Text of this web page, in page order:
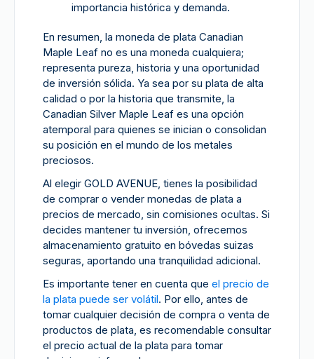
importancia histórica y demanda.
En resumen, la moneda de plata Canadian
Maple Leaf no es una moneda cualquiera;
representa pureza, historia y una oportunidad
de inversión sólida. Ya sea por su plata de alta
calidad o por la historia que transmite, la
Canadian Silver Maple Leaf es una opción
atemporal para quienes se inician o consolidan
su posición en el mundo de los metales
preciosos.
Al elegir GOLD AVENUE, tienes la posibilidad
de comprar o vender monedas de plata a
precios de mercado, sin comisiones ocultas. Si
decides mantener tu inversión, ofrecemos
almacenamiento gratuito en bóvedas suizas
seguras, aportando una tranquilidad adicional.
Es importante tener en cuenta que el precio de
la plata puede ser volátil. Por ello, antes de
tomar cualquier decisión de compra o venta de
productos de plata, es recomendable consultar
el precio actual de la plata para tomar